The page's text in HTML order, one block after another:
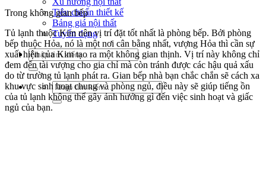
Tiêu chuẩn thiết kế
Bảng giá nội thất
Tuyển dụng
Tìm
kiếm:
Tìm
kiếm:
Trong không gian bếp
Tủ lạnh thuộc Kim nên vị trí đặt tốt nhất là phòng bếp. Bởi phòng
bếp thuộc Hỏa, nó là một nơi cân bằng nhất, vượng Hỏa thì cần sự
xuất hiện của Kim tạo ra một không gian thịnh. Vị trí này không chỉ
đem đến tài vượng cho gia chỉ mà còn tránh được các hậu quả xấu
do từ trường tủ lạnh phát ra. Gian bếp nhà bạn chắc chắn sẽ cách xa
khu vực sinh hoạt chung và phòng ngủ, điều này sẽ giúp tiếng ồn
của tủ lạnh không thể gây ảnh hưởng gì đến việc sinh hoạt và giấc
ngủ của bạn.